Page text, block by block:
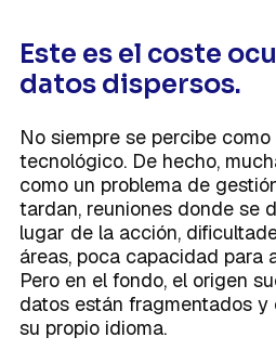
Este es el coste
datos dispersos.
No siempre se percibe
tecnológico. De hecho,
como un problema de
tardan, reuniones donde se
lugar de la acción,
áreas, poca capacidad para
Pero en el fondo, el origen
datos están fragmentados y
su propio idioma.